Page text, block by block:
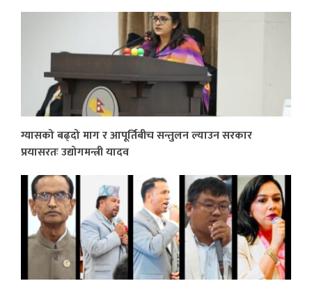
ग्यासको बढ्दो माग र आपूर्तिबीच सन्तुलन ल्याउन सरकार
प्रयासरतः उद्योगमन्त्री यादव